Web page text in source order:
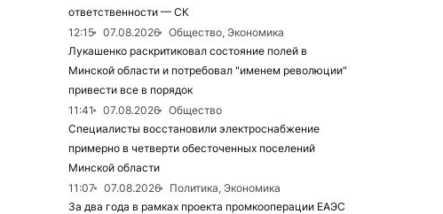
ответственности — СК
12:15
07.08.2026
Общество, Экономика
Лукашенко раскритиковал состояние полей в
Минской области и потребовал "именем революции"
привести все в порядок
11:41
07.08.2026
Общество
Специалисты восстановили электроснабжение
примерно в четверти обесточенных поселений
Минской области
11:07
07.08.2026
Политика, Экономика
За два года в рамках проекта промкооперации ЕАЭС